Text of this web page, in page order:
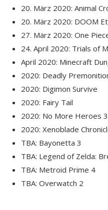
20. März 2020: Animal
20. März 2020: DOOM
27. März 2020: One
24. April 2020: Trials of
April 2020: Minecraft
2020: Deadly
2020: Digimon Survive
2020: Fairy Tail
2020: No More Heroes 3
2020: Xenoblade
TBA: Bayonetta 3
TBA: Legend of Zelda:
TBA: Metroid Prime 4
TBA: Overwatch 2